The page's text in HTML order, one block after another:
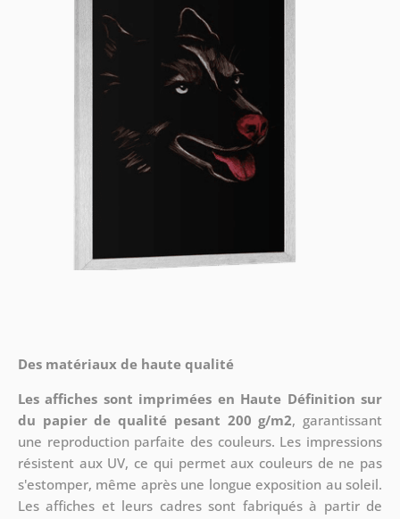
Des matériaux de haute qualité
Les affiches sont imprimées en Haute Définition sur
du papier de qualité pesant 200 g/m2, garantissant
une reproduction parfaite des couleurs. Les impressions
résistent aux UV, ce qui permet aux couleurs de ne pas
s'estomper, même après une longue exposition au soleil.
Les affiches et leurs cadres sont fabriqués à partir de